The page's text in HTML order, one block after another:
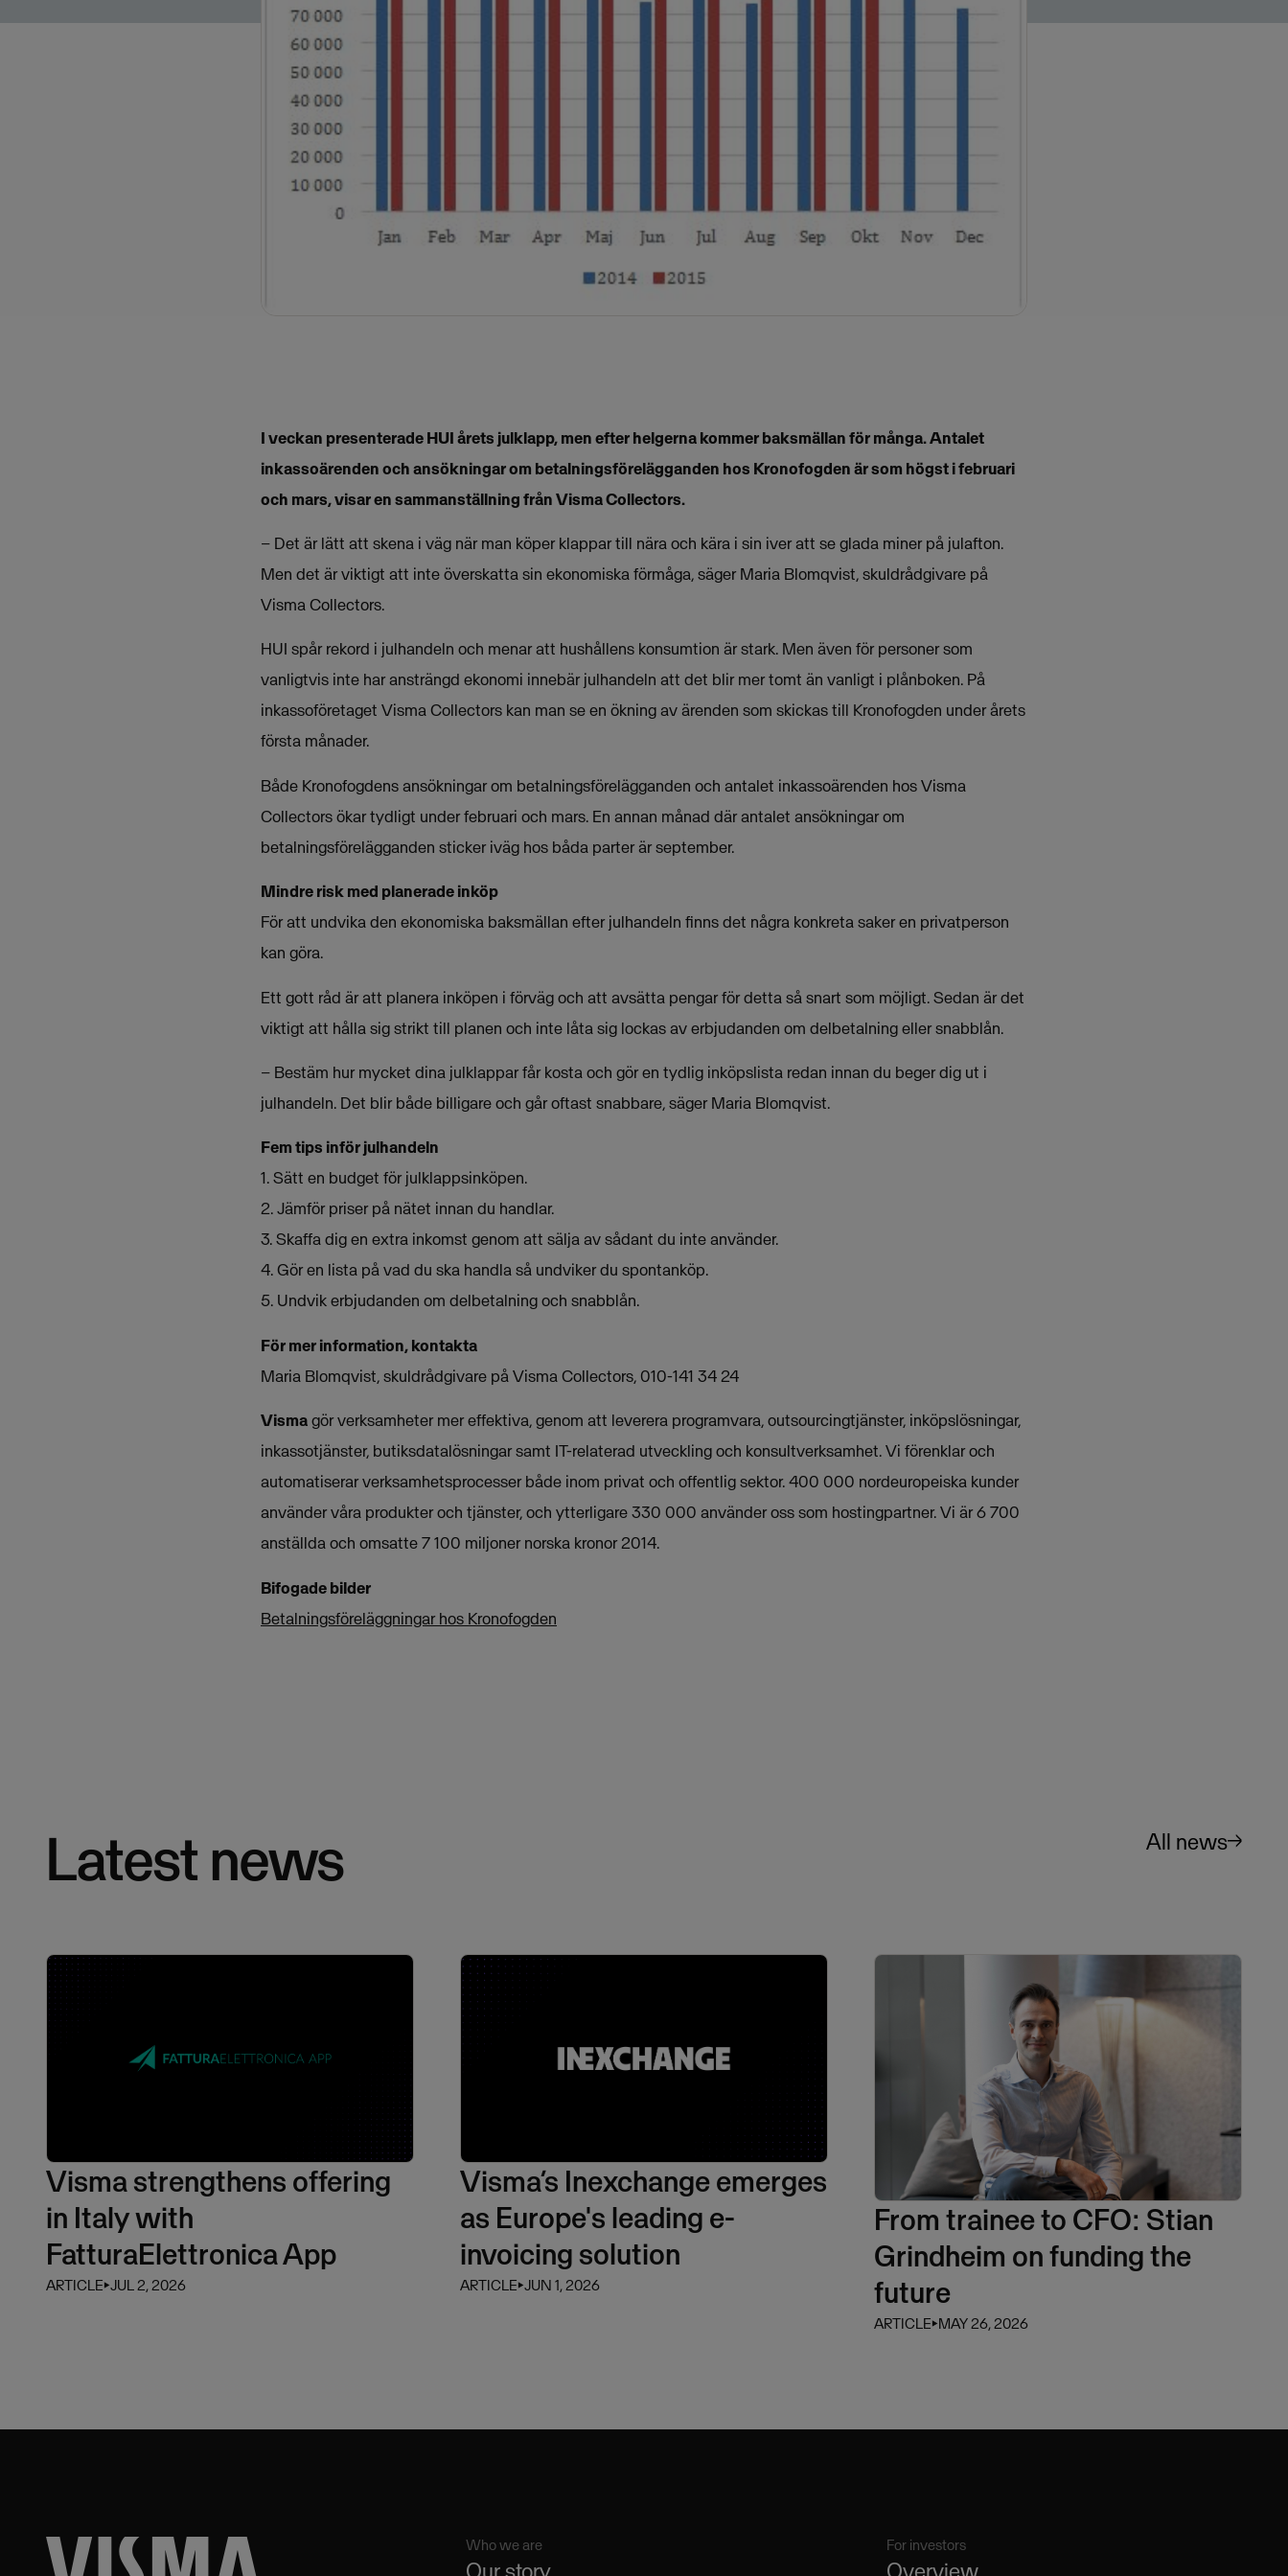
I veckan presenterade HUI årets julklapp, men efter helgerna kommer baksmällan för många. Antalet
inkassoärenden och ansökningar om betalningsförelägganden hos Kronofogden är som högst i februari
och mars, visar en sammanställning från Visma Collectors.
– Det är lätt att skena i väg när man köper klappar till nära och kära i sin iver att se glada miner på julafton.
Men det är viktigt att inte överskatta sin ekonomiska förmåga, säger Maria Blomqvist, skuldrådgivare på
Visma Collectors.
HUI spår rekord i julhandeln och menar att hushållens konsumtion är stark. Men även för personer som
vanligtvis inte har ansträngd ekonomi innebär julhandeln att det blir mer tomt än vanligt i plånboken. På
inkassoföretaget Visma Collectors kan man se en ökning av ärenden som skickas till Kronofogden under årets
första månader.
Både Kronofogdens ansökningar om betalningsförelägganden och antalet inkassoärenden hos Visma
Collectors ökar tydligt under februari och mars. En annan månad där antalet ansökningar om
betalningsförelägganden sticker iväg hos båda parter är september.
Mindre risk med planerade inköp
För att undvika den ekonomiska baksmällan efter julhandeln finns det några konkreta saker en privatperson
kan göra.
Ett gott råd är att planera inköpen i förväg och att avsätta pengar för detta så snart som möjligt. Sedan är det
viktigt att hålla sig strikt till planen och inte låta sig lockas av erbjudanden om delbetalning eller snabblån.
– Bestäm hur mycket dina julklappar får kosta och gör en tydlig inköpslista redan innan du beger dig ut i
julhandeln. Det blir både billigare och går oftast snabbare, säger Maria Blomqvist.
Fem tips inför julhandeln
1. Sätt en budget för julklappsinköpen.
2. Jämför priser på nätet innan du handlar.
3. Skaffa dig en extra inkomst genom att sälja av sådant du inte använder.
4. Gör en lista på vad du ska handla så undviker du spontanköp.
5. Undvik erbjudanden om delbetalning och snabblån.
För mer information, kontakta
Maria Blomqvist, skuldrådgivare på Visma Collectors, 010-141 34 24
Vismagör verksamheter mer effektiva, genom att leverera programvara, outsourcingtjänster, inköpslösningar,
inkassotjänster, butiksdatalösningar samt IT-relaterad utveckling och konsultverksamhet. Vi förenklar och
automatiserar verksamhetsprocesser både inom privat och offentlig sektor. 400 000 nordeuropeiska kunder
använder våra produkter och tjänster, och ytterligare 330 000 använder oss som hostingpartner. Vi är 6 700
anställda och omsatte 7 100 miljoner norska kronor 2014.
Bifogade bilder
Betalningsföreläggningar hos Kronofogden
Latest news All news
Visma strengthens offering
in Italy with
FatturaElettronica App
ARTICLE⏵JUL 2, 2026
Visma’s Inexchange emerges
as Europe's leading e-
invoicing solution
ARTICLE⏵JUN 1, 2026
From trainee to CFO: Stian
Grindheim on funding the
future
ARTICLE⏵MAY 26, 2026
Who we are For investors